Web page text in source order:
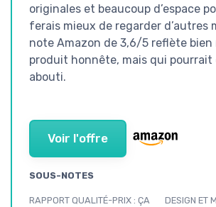
originales et beaucoup d’espace
ferais mieux de regarder d’autres
note Amazon de 3,6/5 reflète bien
produit honnête, mais qui pourrait
abouti.
Voir l'offre
SOUS-NOTES
RAPPORT QUALITÉ-PRIX : ÇA
DESIGN ET